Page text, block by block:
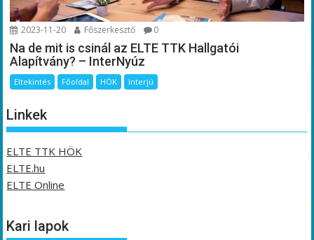
2023-11-20 Főszerkesztő 0
Na de mit is csinál az ELTE TTK Hallgatói
Alapítvány? – InterNyúz
Eltekintés Főoldal HÖK Interjú
Linkek
ELTE TTK HÖK
ELTE.hu
ELTE Online
Kari lapok